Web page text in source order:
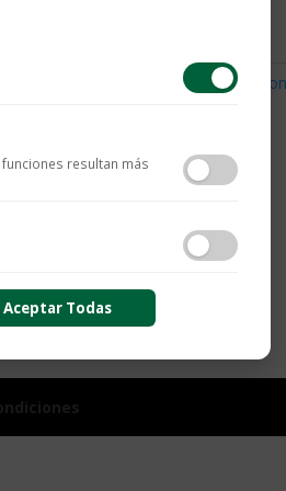
Accesorios Montblanc
resultan más
de nuestro contenido y las
zona, grabaciones de sesión
Aceptar Todas